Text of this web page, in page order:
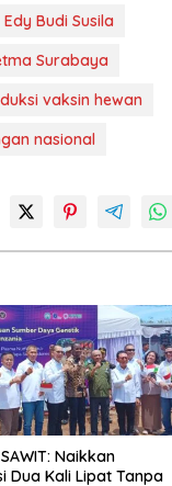
Edy Budi Susila
Surabaya
vaksin hewan
nasional
SAWIT: Naikkan
Dua Kali Lipat Tanpa